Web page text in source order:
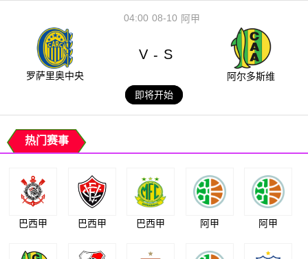
08-10
04:00 阿甲
罗萨里奥中央
V - S
阿尔多斯维
即将开始
热门赛事
巴西甲 巴西甲 巴西甲 阿甲 阿甲